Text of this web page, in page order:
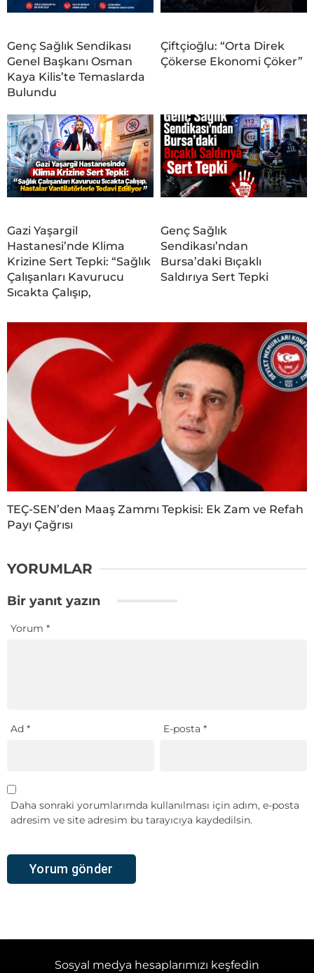
Genç Sağlık Sendikası
Genel Başkanı Osman
Kaya Kilis’te Temaslarda
Bulundu
Çiftçioğlu: “Orta Direk
Çökerse Ekonomi Çöker”
Gazi Yaşargil
Hastanesi’nde Klima
Krizine Sert Tepki: “Sağlık
Çalışanları Kavurucu
Sıcakta Çalışıp,
Genç Sağlık
Sendikası’ndan
Bursa’daki Bıçaklı
Saldırıya Sert Tepki
TEÇ-SEN’den Maaş Zammı Tepkisi: Ek Zam ve Refah
Payı Çağrısı
YORUMLAR
Bir yanıt yazın
Yorum *
Ad * E-posta*
Daha sonraki yorumlarımda kullanılması için adım, e-posta
adresim ve site adresim bu tarayıcıya kaydedilsin.
Sosyal medya hesaplarımızı keşfedin